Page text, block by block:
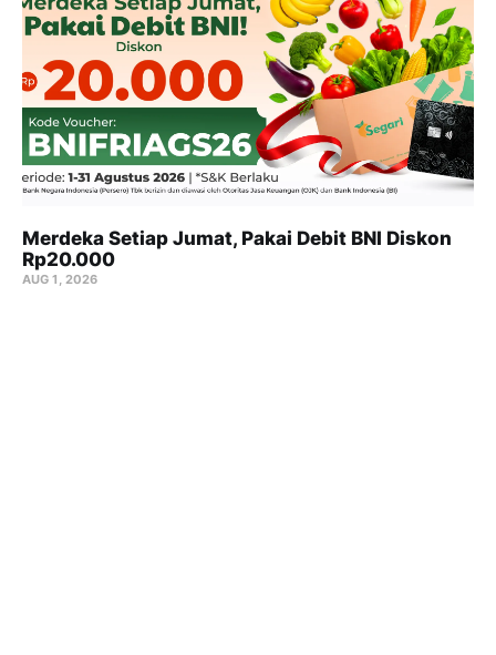
Merdeka Setiap Jumat, Pakai Debit BNI Diskon
Rp20.000
AUG 1, 2026